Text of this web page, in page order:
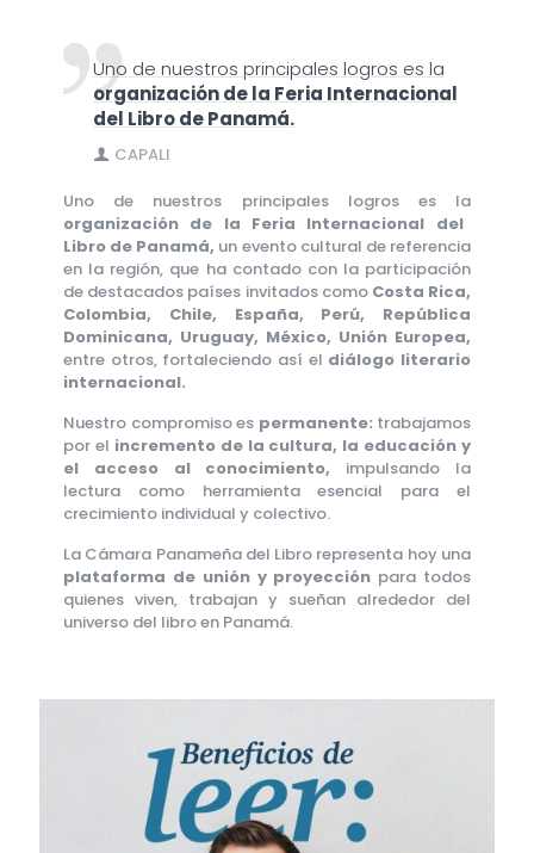
Uno de nuestros principales logros es la
organización de la Feria Internacional
del Libro de Panamá.
CAPALI
Uno de nuestros principales logros es la
organización de la Feria Internacional del
Libro de Panamá, un evento cultural de referencia
en la región, que ha contado con la participación
de destacados países invitados como Costa Rica,
Colombia, Chile, España, Perú, República
Dominicana, Uruguay, México, Unión Europea,
entre otros, fortaleciendo así el diálogo literario
internacional.
Nuestro compromiso es permanente: trabajamos
por el incremento de la cultura, la educación y
el acceso al conocimiento, impulsando la
lectura como herramienta esencial para el
crecimiento individual y colectivo.
La Cámara Panameña del Libro representa hoy una
plataforma de unión y proyección para todos
quienes viven, trabajan y sueñan alrededor del
universo del libro en Panamá.